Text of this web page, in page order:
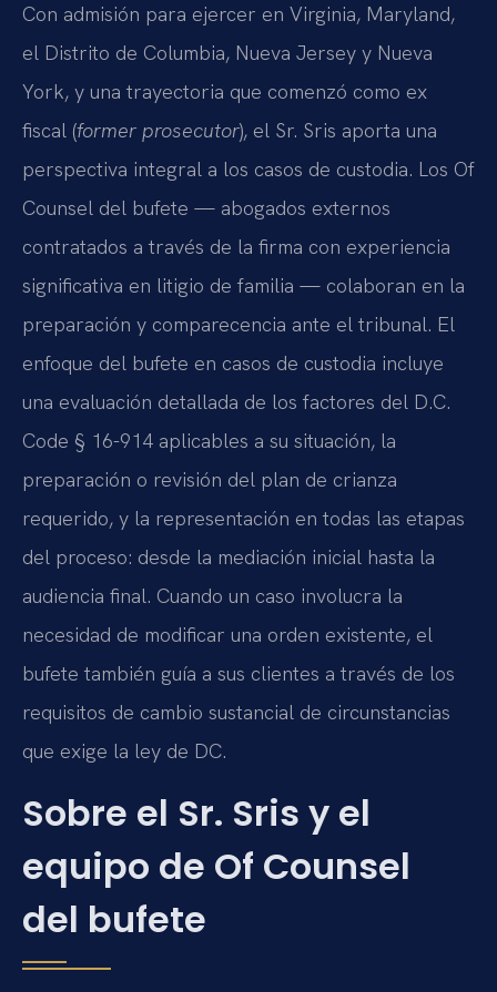
Con admisión para ejercer en Virginia, Maryland,
el Distrito de Columbia, Nueva Jersey y Nueva
York, y una trayectoria que comenzó como ex
fiscal (former prosecutor), el Sr. Sris aporta una
perspectiva integral a los casos de custodia. Los Of
Counsel del bufete — abogados externos
contratados a través de la firma con experiencia
significativa en litigio de familia — colaboran en la
preparación y comparecencia ante el tribunal. El
enfoque del bufete en casos de custodia incluye
una evaluación detallada de los factores del D.C.
Code § 16-914 aplicables a su situación, la
preparación o revisión del plan de crianza
requerido, y la representación en todas las etapas
del proceso: desde la mediación inicial hasta la
audiencia final. Cuando un caso involucra la
necesidad de modificar una orden existente, el
bufete también guía a sus clientes a través de los
requisitos de cambio sustancial de circunstancias
que exige la ley de DC.
Sobre el Sr. Sris y el
equipo de Of Counsel
del bufete